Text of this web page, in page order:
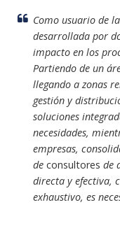
Como usuario de
desarrollada por
impacto en los
Partiendo de un
llegando a zonas
gestión y
soluciones
necesidades,
empresas,
de consultores de
directa y efectiva,
exhaustivo, es